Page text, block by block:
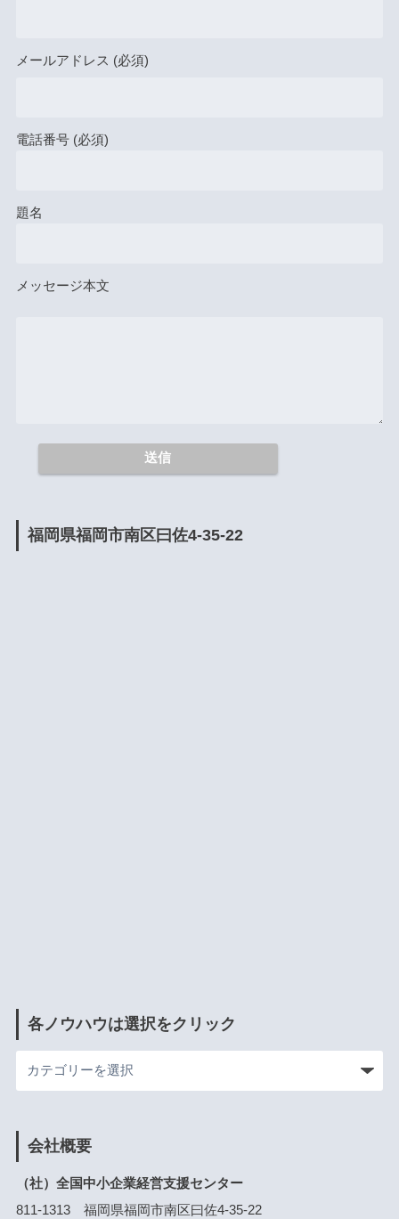
メールアドレス (必須)
電話番号 (必須)
題名
メッセージ本文
福岡県福岡市南区曰佐4-35-22
各ノウハウは選択をクリック
会社概要
（社）全国中小企業経営支援センター
811-1313 福岡県福岡市南区曰佐4-35-22